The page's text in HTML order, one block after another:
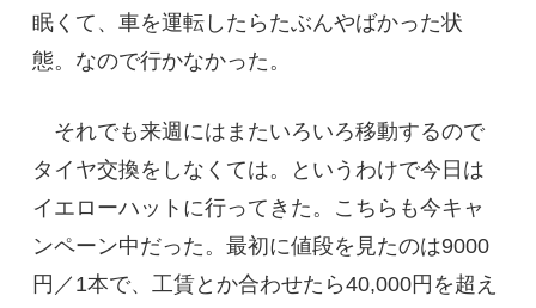
眠くて、車を運転したらたぶんやばかった状
態。なので行かなかった。
それでも来週にはまたいろいろ移動するので
タイヤ交換をしなくては。というわけで今日は
イエローハットに行ってきた。こちらも今キャ
ンペーン中だった。最初に値段を見たのは9000
円／1本で、工賃とか合わせたら40,000円を超え